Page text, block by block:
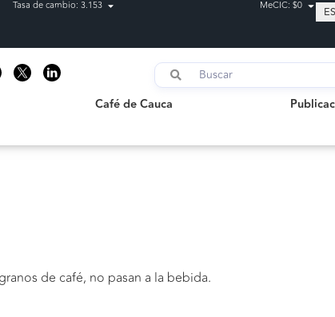
Tasa de cambio: 3.153 MeCIC: $0 ES
Café de Cauca
de café, no pasan a la bebida.